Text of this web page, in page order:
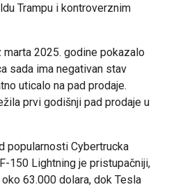
Trampu i kontroverznim
marta 2025. godine pokazalo
sada ima negativan stav
uticalo na pad prodaje.
prvi godišnji pad prodaje u
popularnosti Cybertrucka
150 Lightning je pristupačniji,
63.000 dolara, dok Tesla